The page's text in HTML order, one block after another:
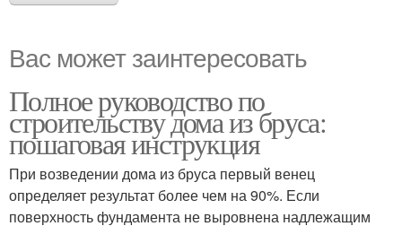
Вас может заинтересовать
Полное руководство по
строительству дома из бруса:
пошаговая инструкция
При возведении дома из бруса первый венец
определяет результат более чем на 90%. Если
поверхность фундамента не выровнена надлежащим